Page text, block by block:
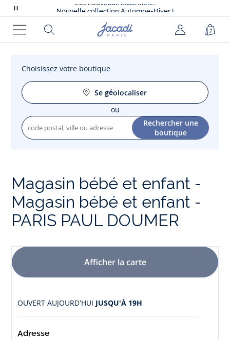
Mettre
en
pause
des
messages
Nouvelle collection Automne-Hiver !
Livraison offerte à domicile dès 79€*
Tout à -50% sur la collection été*
Les nouveaux Essentiels !
Menu
Rechercher
Page
d'accueil
Mon
compte
Choisissez votre boutique
Votre
recherche
Rechercher une
boutique
ou
Se géolocaliser
Magasin bébé et enfant -
Magasin bébé et enfant -
PARIS PAUL DOUMER
Afficher la carte
OUVERT AUJOURD'HUI JUSQU'À 19H
Adresse